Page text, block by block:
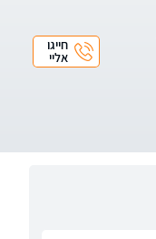
חייגו
אליי